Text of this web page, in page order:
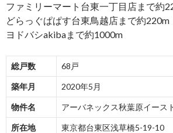
ファミリーマート台東一丁目店まで約
どらっぐぱぱす台東鳥越店まで約220m
ヨドバシakibaまで約1000m
総戸数 68戸
築年月 2020年5月
物件名 アーバネックス秋葉原イース
所在地 東京都台東区浅草橋5-19-10